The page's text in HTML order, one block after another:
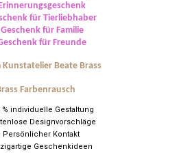
für Tierliebhaber
für Familie
für Freunde
Kunstatelier Beate Brass
Farbenrausch
% individuelle Gestaltung
Designvorschläge
Persönlicher Kontakt
Geschenkideen